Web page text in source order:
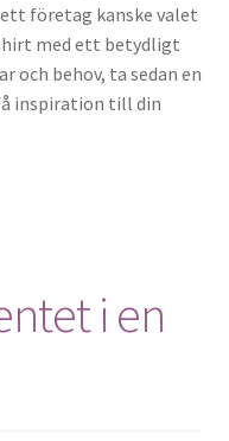
företag kanske valet
med ett betydligt
och behov, ta sedan en
inspiration till din
i en